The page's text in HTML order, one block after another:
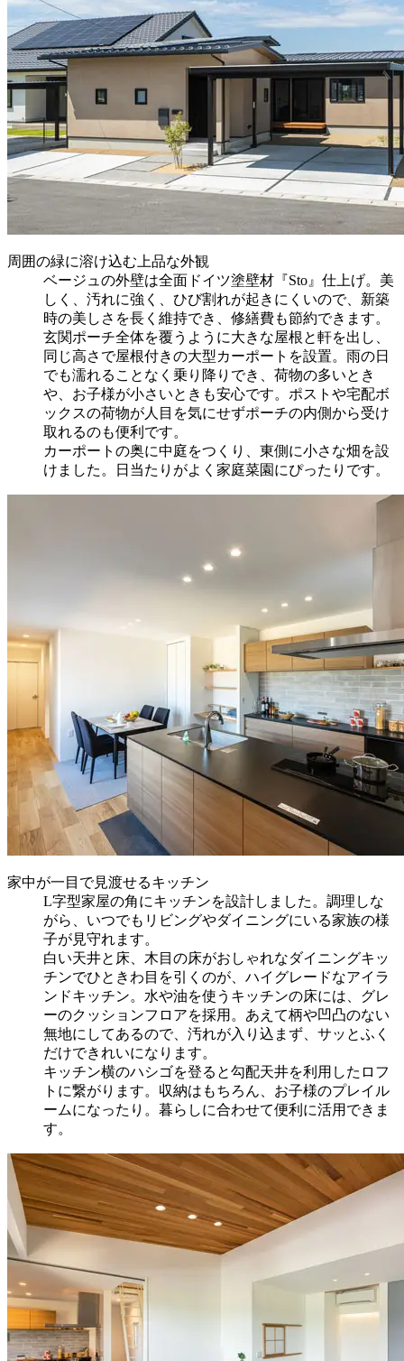
周囲の緑に溶け込む上品な外観
ベージュの外壁は全面ドイツ塗壁材『Sto』仕上げ。美
しく、汚れに強く、ひび割れが起きにくいので、新築
時の美しさを長く維持でき、修繕費も節約できます。
玄関ポーチ全体を覆うように大きな屋根と軒を出し、
同じ高さで屋根付きの大型カーポートを設置。雨の日
でも濡れることなく乗り降りでき、荷物の多いとき
や、お子様が小さいときも安心です。ポストや宅配ボ
ックスの荷物が人目を気にせずポーチの内側から受け
取れるのも便利です。
カーポートの奥に中庭をつくり、東側に小さな畑を設
けました。日当たりがよく家庭菜園にぴったりです。
家中が一目で見渡せるキッチン
L字型家屋の角にキッチンを設計しました。調理しな
がら、いつでもリビングやダイニングにいる家族の様
子が見守れます。
白い天井と床、木目の床がおしゃれなダイニングキッ
チンでひときわ目を引くのが、ハイグレードなアイラ
ンドキッチン。水や油を使うキッチンの床には、グレ
ーのクッションフロアを採用。あえて柄や凹凸のない
無地にしてあるので、汚れが入り込まず、サッとふく
だけできれいになります。
キッチン横のハシゴを登ると勾配天井を利用したロフ
トに繋がります。収納はもちろん、お子様のプレイル
ームになったり。暮らしに合わせて便利に活用できま
す。